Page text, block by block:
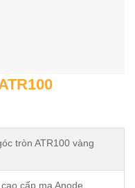
tròn ATR100 vàng
cấp mạ Anode